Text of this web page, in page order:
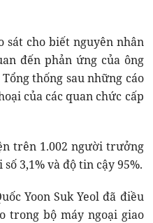
sát cho biết nguyên nhân
đến phản ứng của ông
thống sau những cáo
của các quan chức cấp
trên 1.002 người trưởng
3,1% và độ tin cậy 95%.
Yoon Suk Yeol đã điều
trong bộ máy ngoại giao